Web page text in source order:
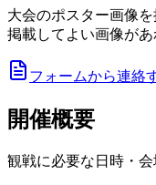
大会のポスター画像を
掲載してよい画像があ
フォームから連絡
開催概要
観戦に必要な日時・